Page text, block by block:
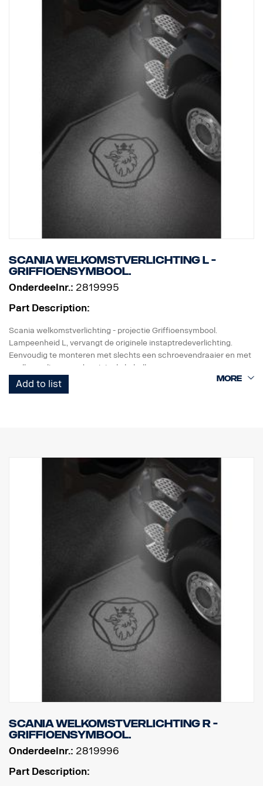
Scania welkomstverlichting L -
Griffioensymbool.
Onderdeelnr.: 2819995
Part Description:
Scania welkomstverlichting - projectie Griffioensymbool.
Lampeenheid L, vervangt de originele instaptredeverlichting.
Eenvoudig te monteren met slechts een schroevendraaier en met
snelkoppeling voor de originele kabelboom.
Opmerking. Alleen bestemd voor vrachtwagens met originele
Add to list
Scania welkomstverlichting R -
Griffioensymbool.
Onderdeelnr.: 2819996
Part Description: